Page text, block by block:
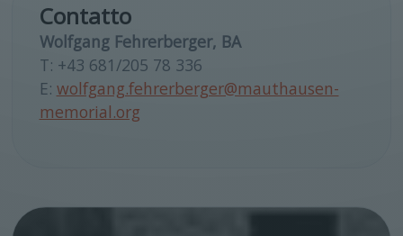
Contatto
Wolfgang Fehrerberger, BA
T: +43 681/205 78 336
E: wolfgang.fehrerberger@mauthausen-
memorial.org